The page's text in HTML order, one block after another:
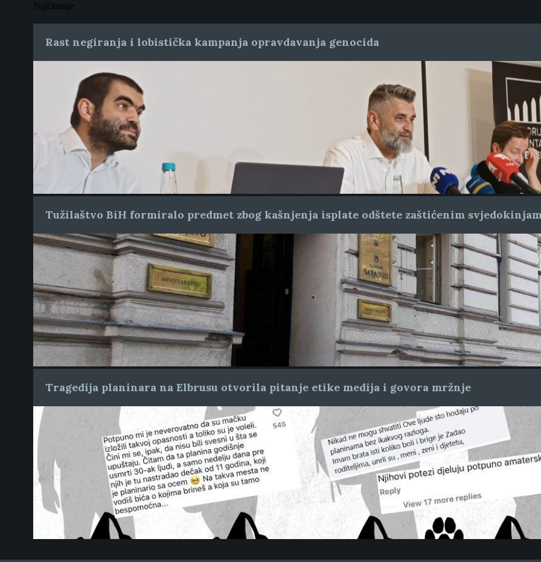
Najčitanije
Rast negiranja i lobistička kampanja opravdavanja genocida
Tužilaštvo BiH formiralo predmet zbog kašnjenja isplate odštete zaštićenim
Tragedija planinara na Elbrusu otvorila pitanje etike medija i govora mržnje